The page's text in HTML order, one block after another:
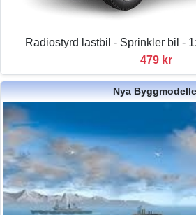
Radiostyrd lastbil - Sprinkler bil -
479 kr
Nya